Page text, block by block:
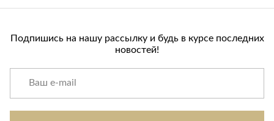
Подпишись на нашу рассылку и будь в курсе последних
новостей!